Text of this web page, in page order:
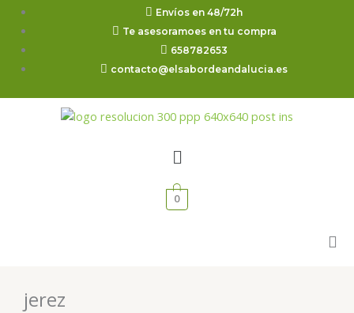
contenido
Envíos en 48/72h
Te asesoramoes en tu compra
658782653
contacto@elsabordeandalucia.es
Menú
0
jerez